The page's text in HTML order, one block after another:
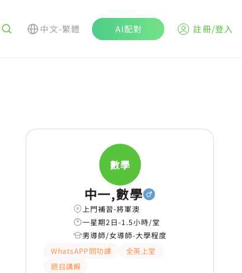
中文-繁體 AI配對 註冊/登入
數學
中一,數學
上門補習-將軍澳
一星期2日-1.5小時/堂
男導師/女導師-大學程度
WhatsAPP問功課
全英上堂
題目講解